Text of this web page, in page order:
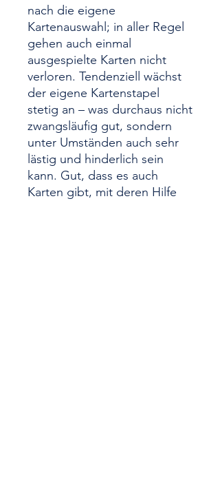
nach die eigene
Kartenauswahl; in aller Regel
gehen auch einmal
ausgespielte Karten nicht
verloren. Tendenziell wächst
der eigene Kartenstapel
stetig an – was durchaus nicht
zwangsläufig gut, sondern
unter Umständen auch sehr
lästig und hinderlich sein
kann. Gut, dass es auch
Karten gibt, mit deren Hilfe